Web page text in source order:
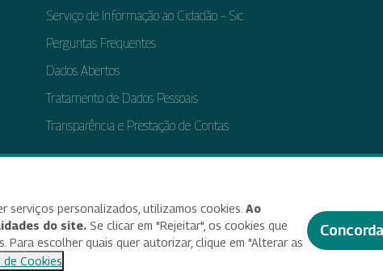
Serviço de Informação ao Cidadão – Sic
Perguntas Frequentes
Dados Abertos
Tratamento de Dados Pessoais
Transparência e Prestação de Contas
© 2025 Criado e desenvolvido por Enap
serviços personalizados, utilizamos cookies. Ao
do site. Se clicar em "Rejeitar", os cookies que
escolher quais quer autorizar, clique em "Alterar as
Cookies